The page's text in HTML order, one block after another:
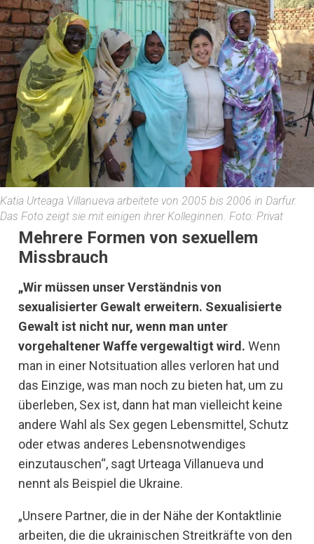
Katia Urteaga Villanueva arbeitete von 2005 bis 2006 in Darfur.
Das Foto zeigt sie mit einigen ihrer Kolleginnen. Foto: Privat
Mehrere Formen von sexuellem
Missbrauch
„Wir müssen unser Verständnis von
sexualisierter Gewalt erweitern. Sexualisierte
Gewalt ist nicht nur, wenn man unter
vorgehaltener Waffe vergewaltigt wird. Wenn
man in einer Notsituation alles verloren hat und
das Einzige, was man noch zu bieten hat, um zu
überleben, Sex ist, dann hat man vielleicht keine
andere Wahl als Sex gegen Lebensmittel, Schutz
oder etwas anderes Lebensnotwendiges
einzutauschen“, sagt Urteaga Villanueva und
nennt als Beispiel die Ukraine.
„Unsere Partner, die in der Nähe der Kontaktlinie
arbeiten, die die ukrainischen Streitkräfte von den